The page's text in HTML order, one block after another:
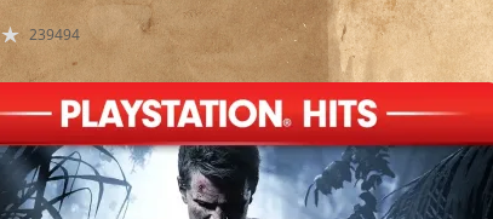
239494